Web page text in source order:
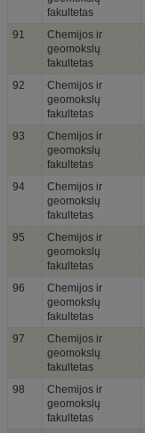
fakultetas
91
Chemijos ir
geomokslų
fakultetas
92
Chemijos ir
geomokslų
fakultetas
93
Chemijos ir
geomokslų
fakultetas
94
Chemijos ir
geomokslų
fakultetas
95
Chemijos ir
geomokslų
fakultetas
96
Chemijos ir
geomokslų
fakultetas
97
Chemijos ir
geomokslų
fakultetas
98
Chemijos ir
geomokslų
fakultetas